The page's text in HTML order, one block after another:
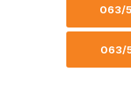
063/
063/